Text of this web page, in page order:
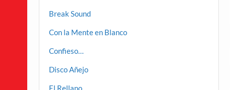
Break Sound
Con la Mente en Blanco
Confieso…
Disco Añejo
El Rellano